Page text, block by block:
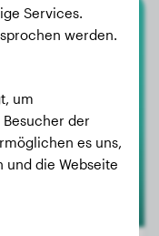
Services.
werden.
um
der
es uns,
und die Webseite